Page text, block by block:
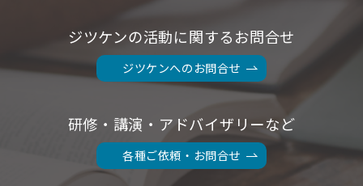
ジツケンの活動に関するお問合せ
ジツケンへのお問合せ
研修・講演・アドバイザリーなど
各種ご依頼・お問合せ